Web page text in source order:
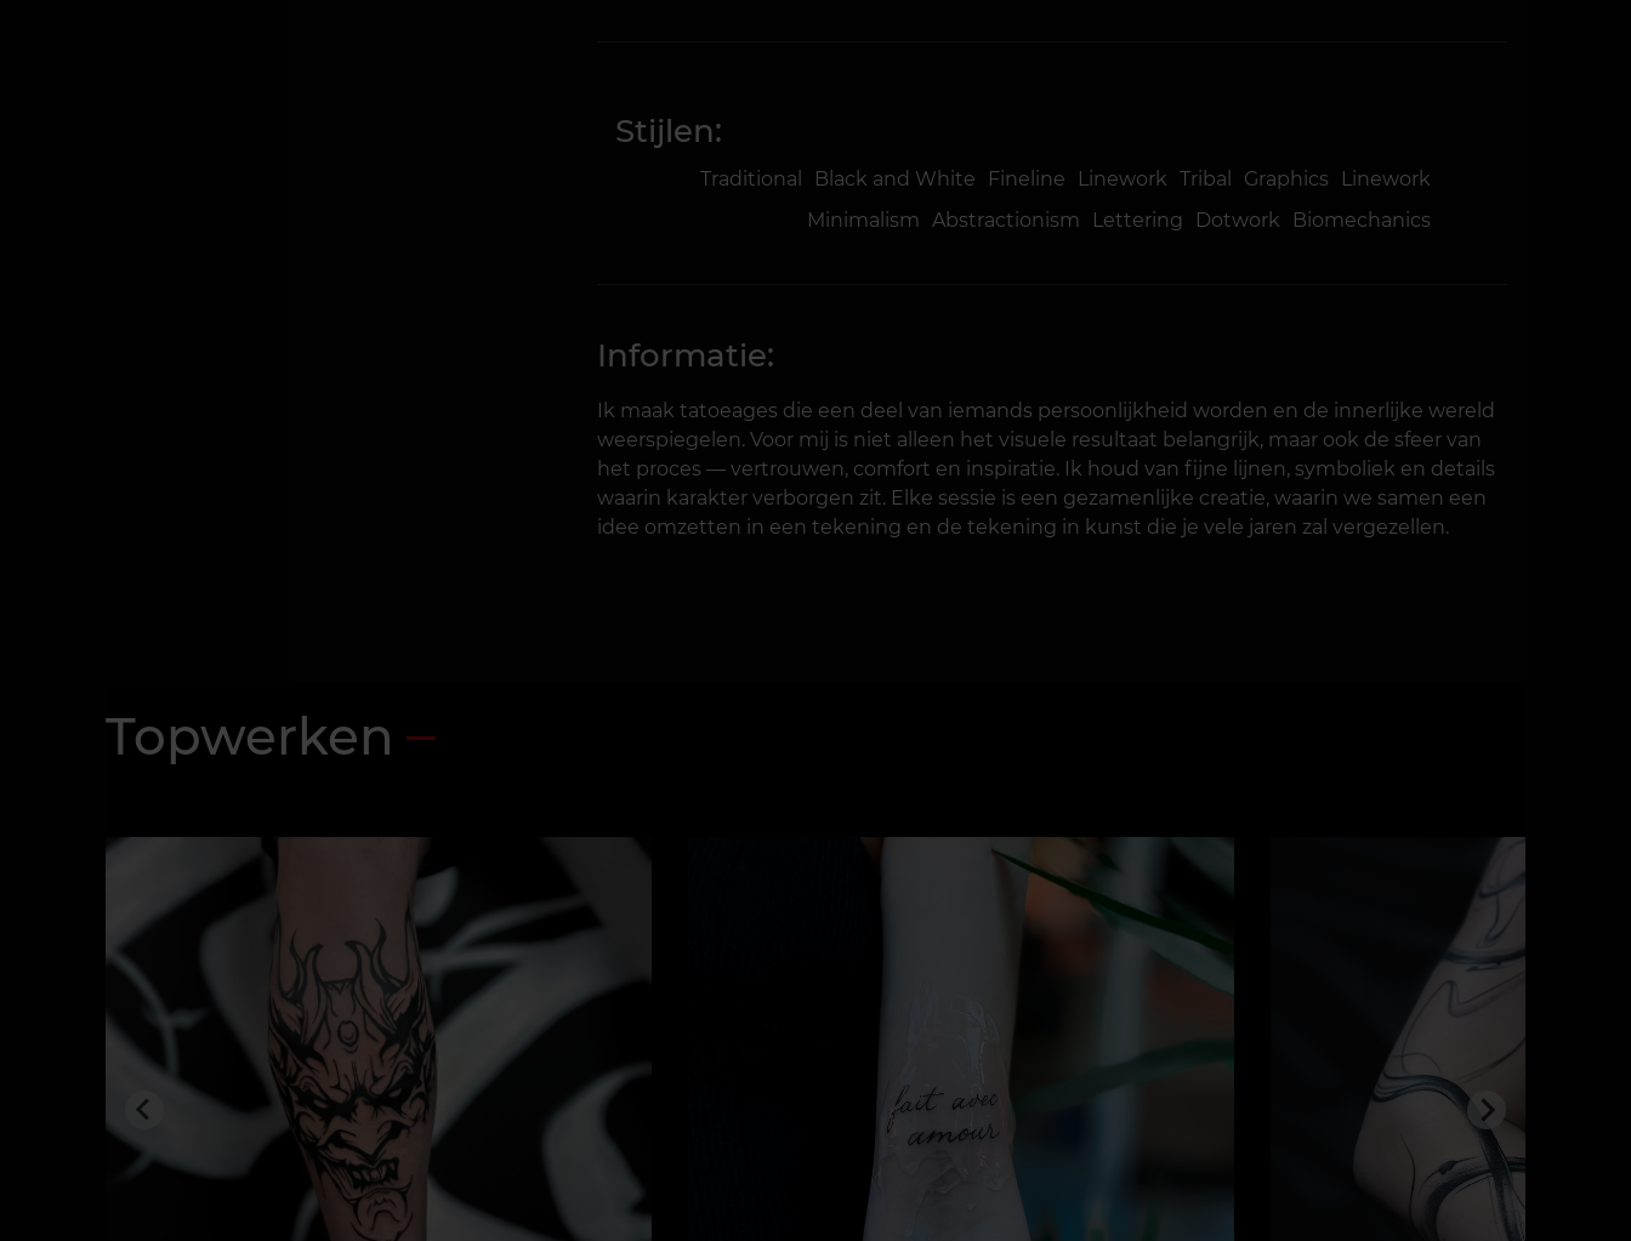
Stijlen:
Traditional Black and White Fineline Linework Tribal Graphics
Linework
Minimalism
Abstractionism Lettering Dotwork Biomechanics
Informatie:
Ik maak tatoeages die een deel van iemands persoonlijkheid worden en de innerlijke wereld
weerspiegelen. Voor mij is niet alleen het visuele resultaat belangrijk, maar ook de sfeer van
het proces — vertrouwen, comfort en inspiratie. Ik houd van fijne lijnen, symboliek en details
waarin karakter verborgen zit. Elke sessie is een gezamenlijke creatie, waarin we samen een
idee omzetten in een tekening en de tekening in kunst die je vele jaren zal vergezellen.
Topwerken